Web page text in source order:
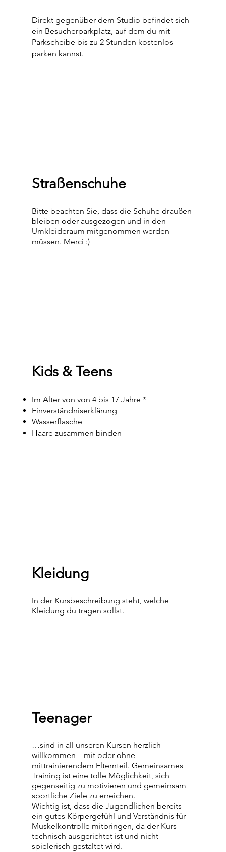
Direkt gegenüber dem Studio befindet sich
ein Besucherparkplatz, auf dem du mit
Parkscheibe bis zu 2 Stunden kostenlos
parken kannst.
Straßenschuhe
Bitte beachten Sie, dass die Schuhe draußen
bleiben oder ausgezogen und in den
Umkleideraum mitgenommen werden
müssen. Merci :)
Kids & Teens
Im Alter von von 4 bis 17 Jahre *
Einverständniserklärung
Wasserflasche
Haare zusammen binden
Kleidung
In der Kursbeschreibung steht, welche
Kleidung du tragen sollst.
Teenager
…sind in all unseren Kursen herzlich
willkommen – mit oder ohne
mittrainierendem Elternteil. Gemeinsames
Training ist eine tolle Möglichkeit, sich
gegenseitig zu motivieren und gemeinsam
sportliche Ziele zu erreichen.
Wichtig ist, dass die Jugendlichen bereits
ein gutes Körpergefühl und Verständnis für
Muskelkontrolle mitbringen, da der Kurs
technisch ausgerichtet ist und nicht
spielerisch gestaltet wird.